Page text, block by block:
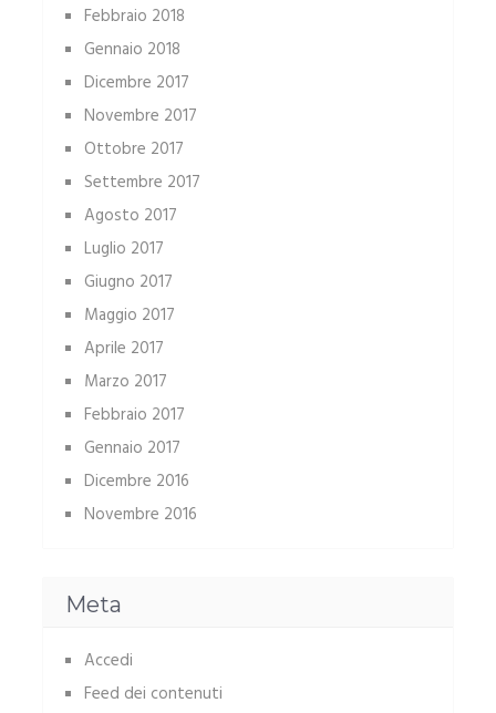
Febbraio 2018
Gennaio 2018
Dicembre 2017
Novembre 2017
Ottobre 2017
Settembre 2017
Agosto 2017
Luglio 2017
Giugno 2017
Maggio 2017
Aprile 2017
Marzo 2017
Febbraio 2017
Gennaio 2017
Dicembre 2016
Novembre 2016
Meta
Accedi
Feed dei contenuti